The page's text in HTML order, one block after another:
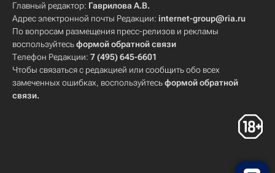
Главный редактор: Гаврилова А.В.
Адрес электронной почты Редакции: internet-group@ria.ru
По вопросам размещения пресс-релизов и рекламы
воспользуйтесьформой обратной связи
Телефон Редакции: 7 (495) 645-6601
Чтобы связаться с редакцией или сообщить обо всех
замеченных ошибках, воспользуйтесьформой обратной
связи.